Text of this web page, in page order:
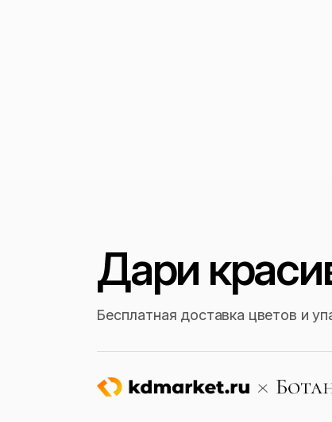
Дари
Бесплатная доставка цветов и